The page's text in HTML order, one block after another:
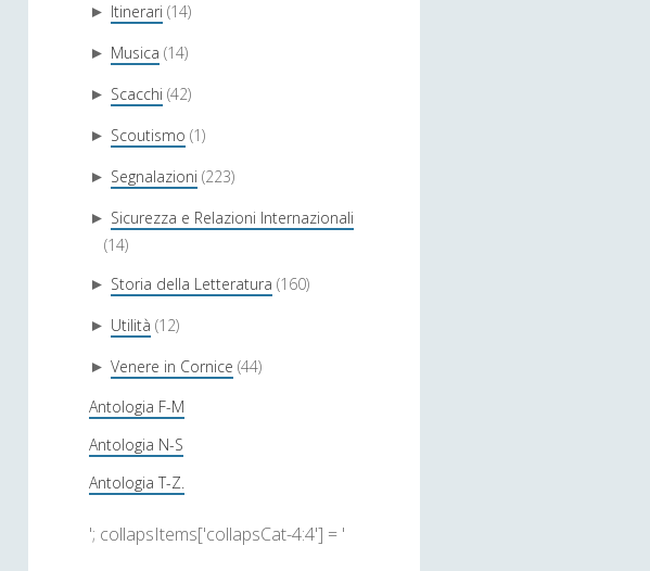
► Itinerari (14)
► Musica (14)
► Scacchi (42)
► Scoutismo (1)
► Segnalazioni (223)
► Sicurezza e Relazioni Internazionali
(14)
► Storia della Letteratura (160)
► Utilità (12)
► Venere in Cornice (44)
Antologia F-M
Antologia N-S
Antologia T-Z.
'; collapsItems['collapsCat-4:4'] = '